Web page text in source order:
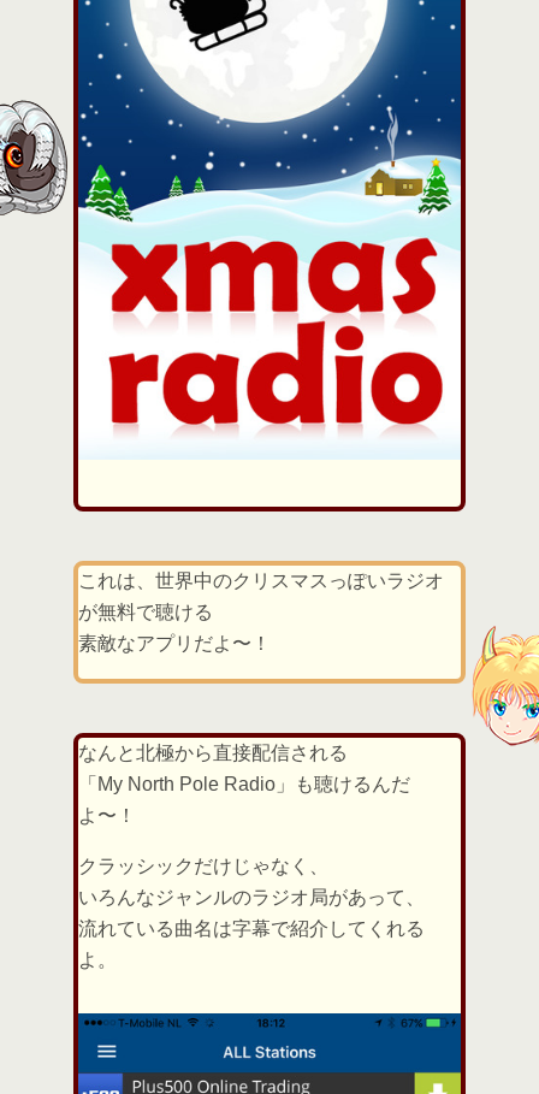
これは、世界中のクリスマスっぽいラジオ
が無料で聴ける
素敵なアプリだよ〜！
なんと北極から直接配信される
「My North Pole Radio」も聴けるんだ
よ〜！
クラッシックだけじゃなく、
いろんなジャンルのラジオ局があって、
流れている曲名は字幕で紹介してくれる
よ。